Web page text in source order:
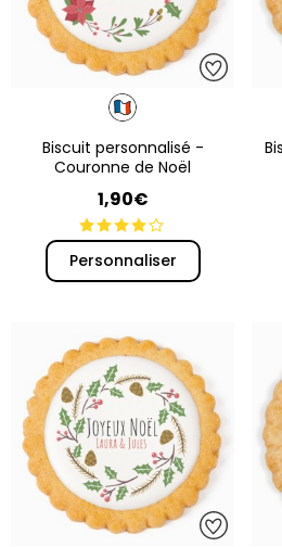
Biscuit personnalisé -
Couronne de Noël
1,90€
Personnaliser